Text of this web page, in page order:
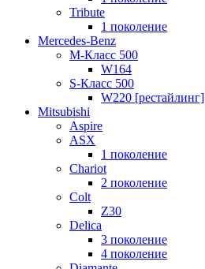
Tribute
1 поколение
Mercedes-Benz
M-Класс 500
W164
S-Класс 500
W220 [рестайлинг]
Mitsubishi
Aspire
ASX
1 поколение
Chariot
2 поколение
Colt
Z30
Delica
3 поколение
4 поколение